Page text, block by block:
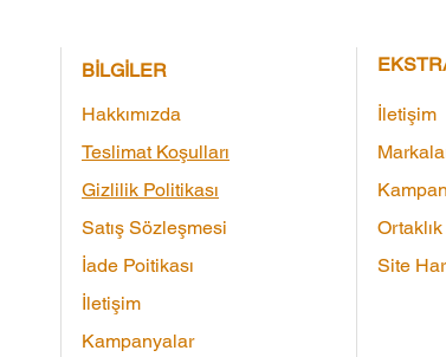
BİLGİLER
Hakkımızda
Teslimat Koşulları
Gizlilik Politikası
Satış Sözleşmesi
İade Poitikası
İletişim
Kampanyalar
İletişim
Site